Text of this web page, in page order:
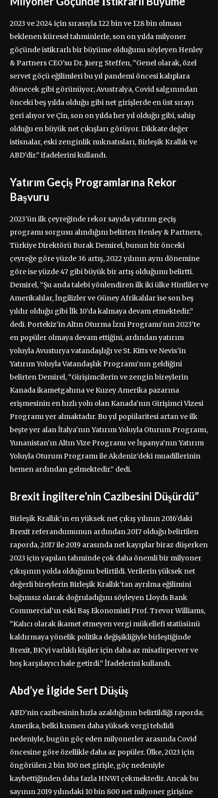
2023 ve 2024 için sırasıyla 122 bin ve 128 bin olması
beklenen küresel tahminlerle, son on yılda milyoner
göçünde istikrarlı bir büyüme olduğunu söyleyen Henley
& Partners CEO’su Dr. Juerg Steffen, “Genel olarak, özel
servet göçü eğilimleri bu yıl pandemi öncesi kalıplara
dönecek gibi görünüyor; Avustralya, Covid salgınından
önceki beş yılda olduğu gibi net girişlerde en üst sırayı
geri alıyor ve Çin, son on yılda her yıl olduğu gibi, sahip
olduğu en büyük net çıkışları görüyor. Dikkate değer
istisnalar, eski zenginlik mıknatısları, Birleşik Krallık ve
ABD’dir.” ifadelerini kullandı.
Yatırım Geçiş Programlarına Rekor
Başvuru
2023’ün ilk çeyreğinde rekor sayıda yatırım geçiş
programı sorgusu alındığını belirten Henley & Partners,
Türkiye Direktörü Burak Demirel, bunun bir önceki
çeyreğe göre yüzde 36 artış, 2022 yılının aynı dönemine
göre ise yüzde 47 gibi büyük bir artış olduğunu belirtti.
Demirel, “Şu anda talebi yönlendiren ilk iki ülke Hintliler ve
Amerikalılar, İngilizler ve Güney Afrikalılar ise son beş
yıldır olduğu gibi İlk 10’da kalmaya devam etmektedir.”
dedi. Portekiz’in Altın Oturma İzni Programı’nın 2023’te
en popüler olmaya devam ettiğini, ardından yatırım
yoluyla Avusturya vatandaşlığı ve St. Kitts ve Nevis’in
Yatırım Yoluyla Vatandaşlık Programı’nın geldiğini
belirten Demirel, “Girişimcilerin ve zengin bireylerin
Kanada ikametgahına ve Kuzey Amerika pazarına
erişmesinin en hızlı yolu olan Kanada’nın Girişimci Vizesi
Programı yer almaktadır. Bu yıl popülaritesi artan ve ilk
beşte yer alan İtalya’nın Yatırım Yoluyla Oturum Programı,
Yunanistan’ın Altın Vize Programı ve İspanya’nın Yatırım
Yoluyla Oturum Programı ile Akdeniz’deki muadillerinin
hemen ardından gelmektedir.” dedi.
Brexit İngiltere’nin Cazibesini Düşürdü”
Birleşik Krallık’ın en yüksek net çıkış yılının 2016’daki
Brexit referandumunun ardından 2017 olduğu belirtilen
raporda, 2017 ile 2019 arasında net kayıplar biraz düşerken
2023 için yapılan tahminde çok daha önemli bir milyoner
çıkışının yolda olduğunu belirtildi. Verilerin yüksek net
değerli bireylerin Birleşik Krallık’tan ayrılma eğilimini
bağımsız olarak doğruladığını söyleyen Lloyds Bank
Commercial’ın eski Baş Ekonomisti Prof. Trevor Williams,
“Kalıcı olarak ikamet etmeyen vergi mükellefi statüsünü
kaldırmaya yönelik politika değişikliğiyle birleştiğinde
Brexit, BK’yi varlıklı kişiler için daha az misafirperver ve
hoş karşılayıcı hale getirdi.” İfadelerini kullandı.
Abd’ye İlgide Sert Düşüş
ABD’nin cazibesinin hızla azaldığının belirtildiği raporda;
Amerika, belki kısmen daha yüksek vergi tehdidi
nedeniyle, bugün göç eden milyonerler arasında Covid
öncesine göre özellikle daha az popüler. Ülke, 2023 için
öngörülen 2 bin 100 net girişle, göç nedeniyle
kaybettiğinden daha fazla HNWI çekmektedir. Ancak bu
sayının 2019 yılındaki 10 bin 800 net milyoner girişine